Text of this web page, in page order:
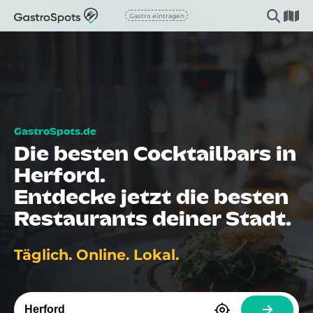
Gastro eintragen
Die besten Cocktailbars in
Herford.
Entdecke jetzt die besten
Restaurants deiner Stadt.
Täglich. Online. Lokal.
